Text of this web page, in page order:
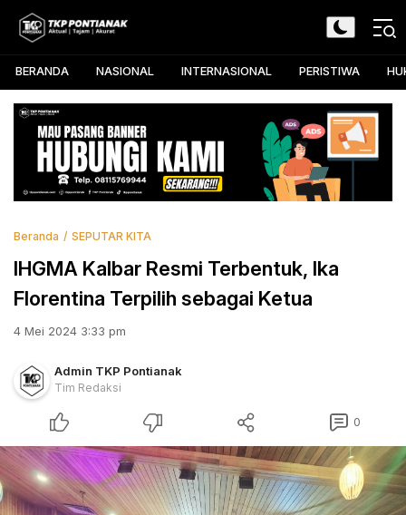
TKP Pontianak
Aktual, Tajam, dan Akurat
BERANDA NASIONAL INTERNASIONAL PERISTIWA
Beranda SEPUTAR KITA
IHGMA Kalbar Resmi Terbentuk, Ika
Florentina Terpilih sebagai Ketua
4 Mei 2024 3:33 pm
Admin TKP Pontianak
Tim Redaksi
0